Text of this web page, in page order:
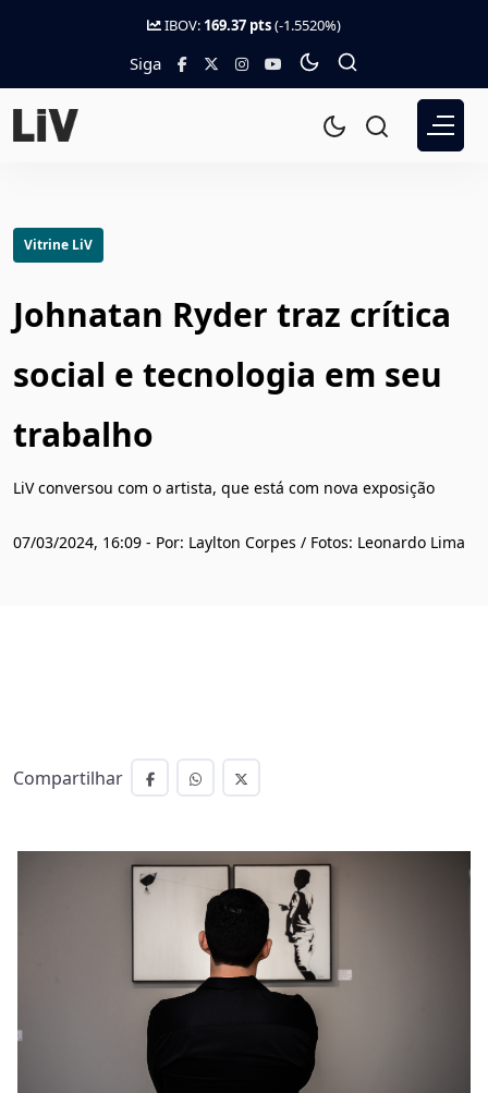
IBOV: 169.37 pts(-1.5520%)
Siga
Vitrine LiV
Johnatan Ryder traz crítica
social e tecnologia em seu
trabalho
LiV conversou com o artista, que está com nova exposição
07/03/2024, 16:09 - Por: Laylton Corpes / Fotos: Leonardo Lima
Compartilhar